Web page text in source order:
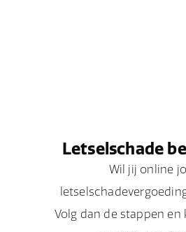
Letselschade
Wil jij online
Volg dan de stappen